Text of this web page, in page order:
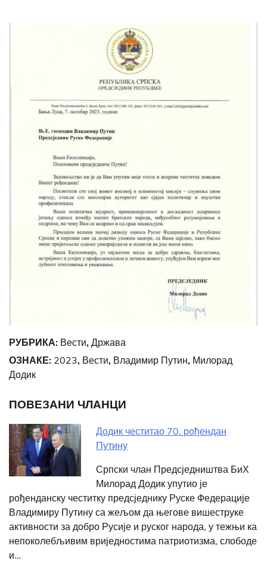
РУБРИКА: Вести, Држава
ОЗНАКЕ: 2023, Вести, Владимир Путин, Милорад
Додик
ПОВЕЗАНИ ЧЛАНЦИ
Додик честитао 70. рођендан
Путину
Српски члан Предсједништва БиХ
Милорад Додик упутио је
рођенданску честитку предсједнику Руске Федерације
Владимиру Путину са жељом да његове вишеструке
активности за добро Русије и руског народа, у тежњи ка
непоколебљивим вриједностима патриотизма, слободе
и…